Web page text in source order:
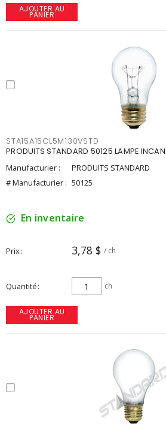
AJOUTER AU
PANIER
STA15A15CL5M130VSTD
PRODUITS STANDARD 50125 LAMPE
Manufacturier :
PRODUITS STANDARD
# Manufacturier : 50125
En inventaire
Prix 3,78 $ / ch
Quantité ch
AJOUTER AU
PANIER